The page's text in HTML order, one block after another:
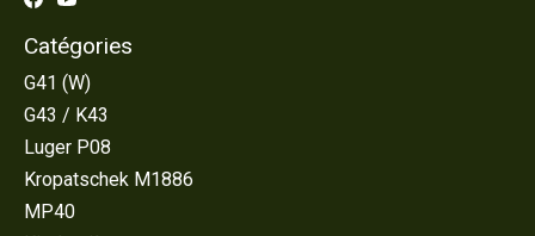
Catégories
G41 (W)
G43 / K43
Luger P08
Kropatschek M1886
MP40